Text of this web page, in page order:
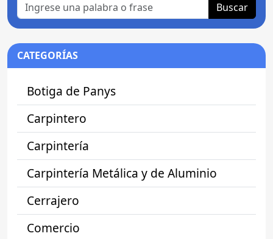
Buscar
CATEGORÍAS
Botiga de Panys
Carpintero
Carpintería
Carpintería Metálica y de Aluminio
Cerrajero
Comercio